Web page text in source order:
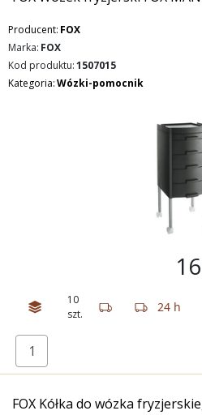
Producent: FOX
Marka: FOX
Kod produktu:1507015
Kategoria:Wózki-pomocnik
10
szt.
24 h
FOX Kółka do wózka